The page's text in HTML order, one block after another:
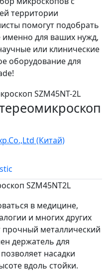
территории
помогут подобрать
для ваших нужд,
или клинические
оборудование для
(Китай)
SZM45NT2L
в медицине,
и многих других
металлический
держатель для
насадки
вдоль стойки.